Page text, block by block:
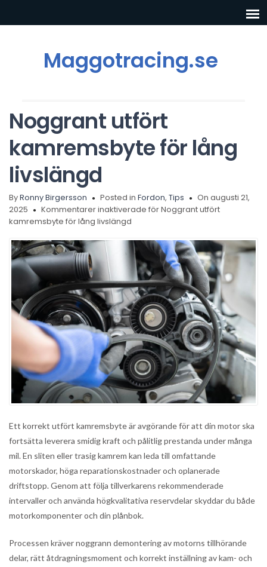
Maggotracing.se
Noggrant utfört
kamremsbyte för lång
livslängd
ByRonny Birgersson Posted in Fordon, Tips
On augusti 21,
2025
Kommentarer inaktiverade för Noggrant utfört
kamremsbyte för lång livslängd
Ett korrekt utfört kamremsbyte är avgörande för att din motor ska
fortsätta leverera smidig kraft och pålitlig prestanda under många
mil. En sliten eller trasig kamrem kan leda till omfattande
motorskador, höga reparationskostnader och oplanerade
driftstopp. Genom att följa tillverkarens rekommenderade
intervaller och använda högkvalitativa reservdelar skyddar du både
motorkomponenter och din plånbok.
Processen kräver noggrann demontering av motorns tillhörande
delar, rätt åtdragningsmoment och korrekt inställning av kam- och